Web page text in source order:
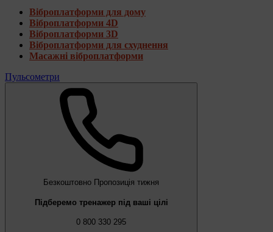
Віброплатформи для дому
Віброплатформи 4D
Віброплатформи 3D
Віброплатформи для схуднення
Масажні віброплатформи
Пульсометри
Безкоштовно Пропозиція тижня
Підберемо тренажер під ваші цілі
0 800 330 295